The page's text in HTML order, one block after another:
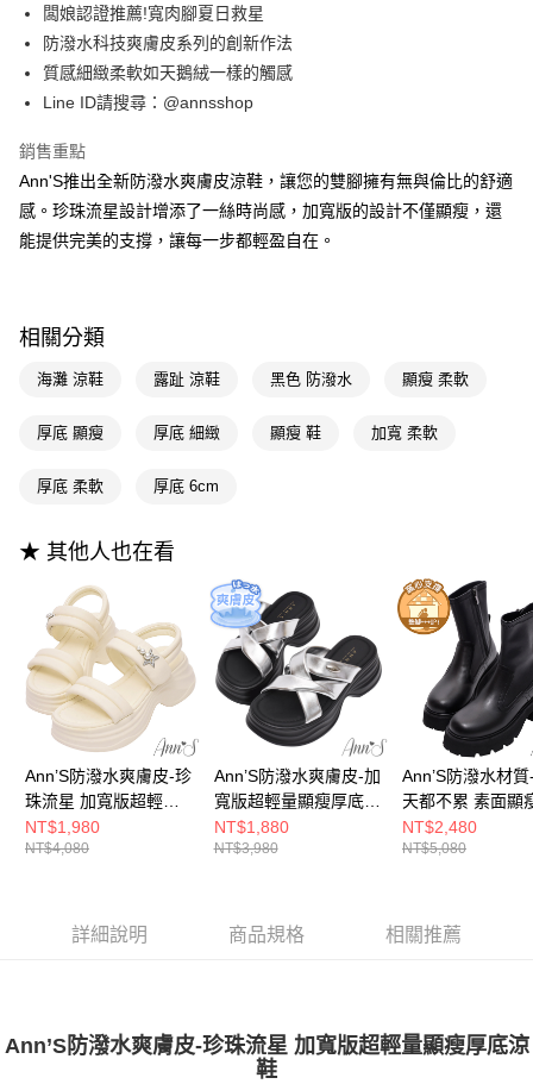
華南商業銀行
上海商業儲蓄銀行
台北富邦商業銀行
國泰世華商業銀行
兆豐國際商業銀行
臺灣中小企業銀行
聯邦商業銀行
元大商業銀行
永豐商業銀行
台新國際商業銀行
中國信託商業銀行
台灣樂天信用卡公司
華南商業銀行
彰化商業銀行
上海商業儲蓄銀行
台北富邦商業銀行
國泰世華商業銀行
匯豐（台灣）商業銀行
聯邦商業銀行
遠東國際商業銀行
元大商業銀行
永豐商業銀行
玉山商業銀行
星展（台灣）商業銀行
購物金
超商取貨付款
Apple Pay
街口支付
全支付
大哥付你分期
【大哥付你分期使用說明】
2.付款方式選擇「大哥付你分期」，訂單成立後會自動跳轉到大哥付的交易
3.實際核准額度、可分期數及費用金額請依後續交易確認頁面所載為準。
消。如遇「轉專審核」未通過狀況，表示未達大哥付你分期系統評分，恕無
法說明評估內容。
【繳款方式說明】
1.分期款項不併入電信帳單，「大哥付你分期」於每月結算日後寄送繳費提
醒簡訊。
2.透過簡訊連結打開帳單後，可選擇「超商條碼／台灣大直營門市／銀行轉
帳／街口支付／iPASS MONEY」等通路繳費。
【注意事項】
1.本服務係由「台灣大哥大股份有限公司」（以下簡稱本公司）所提供，讓
用戶於交易時，得透過本服務購買商品或服務，並由商店將買賣／分期付款
買賣價金債權讓與本公司後，依約使用本公司帳單繳交帳款。
2.基於同意付款使用「大哥付你分期」之契約關係目的，商店將以您的個人
相關說明
AFTEE先享後付是「在收到商品之後才付款」的支付方式。 讓您購物簡單
便利好安心！
１．簡單：不需註冊會員、不需綁卡、不需儲值。
２．便利：只要手機號碼，簡訊認證，即可結帳。
３．安心：先確認商品／服務後，再付款。
【「AFTEE先享後付」結帳流程】
１．於結帳方式選擇「AFTEE先享後付」後，將跳轉至「AFTEE先享後付」
結帳頁面，進行簡訊認證並確認金額後，即可完成結帳。
２．訂單成立數日內，您將收到繳費通知簡訊。
３．收到繳費通知簡訊後14天內，點擊此簡訊中的連結，可透過四大超商／
ATM／網路銀行／等多元方式進行付款，方視為交易完成。
※ 請注意：結帳手續完成當下不需立刻繳費，但若您需要取消訂單，請聯絡
購買商品的店家。未經商家同意取消之訂單仍視為有效，需透過AFTEE先享
後付繳納相關費用。
【注意事項】
２．關於個人資料處理事宜，請瀏覽以下網址：
https://aftee.tw/terms/#terms3
３．未成年的使用者請事先徵得法定代理人或監護人之同意方可使用
ATM付款
運送方式
全家付款取貨
每筆NT$100，滿NT$999(含以上)免運費
付款後全家取貨
每筆NT$100，滿NT$999(含以上)免運費
萊爾富付款取貨
每筆NT$100，滿NT$999(含以上)免運費
7-11付款取貨
每筆NT$100，滿NT$999(含以上)免運費
闆娘認證推薦!寬肉腳夏日救星
防潑水科技爽膚皮系列的創新作法
質感細緻柔軟如天鵝絨一樣的觸感
Line ID請搜尋：@annsshop
銷售重點
Ann'S推出全新防潑水爽膚皮涼鞋，讓您的雙腳擁有無與倫比的舒適
感。珍珠流星設計增添了一絲時尚感，加寬版的設計不僅顯瘦，還
能提供完美的支撐，讓每一步都輕盈自在。
相關分類
海灘 涼鞋 露趾 涼鞋 黑色 防潑水 顯瘦 柔軟
厚底 顯瘦 厚底 細緻 顯瘦 鞋 加寬 柔軟
厚底 柔軟 厚底 6cm
★ 其他人也在看
Ann’S防潑水爽膚皮-珍
珠流星 加寬版超輕量
顯瘦厚底涼鞋6cm-米
白
NT$1,980
NT$4,080
Ann’S防潑水爽膚皮-加
寬版超輕量顯瘦厚底涼
拖鞋6cm-銀
NT$1,880
NT$3,980
Ann’S防潑水材
天都不累 素面顯
靴6cm-黑
NT$2,480
NT$5,080
詳細說明 商品規格 相關推薦
Ann’S防潑水爽膚皮-珍珠流星 加寬版超輕量顯瘦厚底涼
鞋